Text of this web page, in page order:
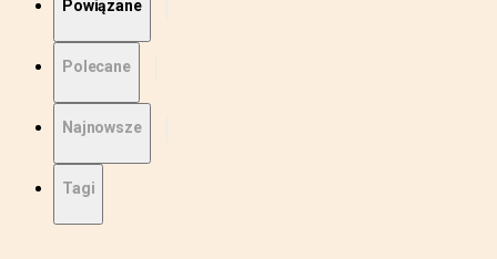
Powiązane
Polecane
Najnowsze
Tagi